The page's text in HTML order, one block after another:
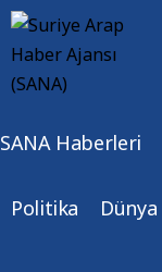
SANA Haberleri
Politika Dünya